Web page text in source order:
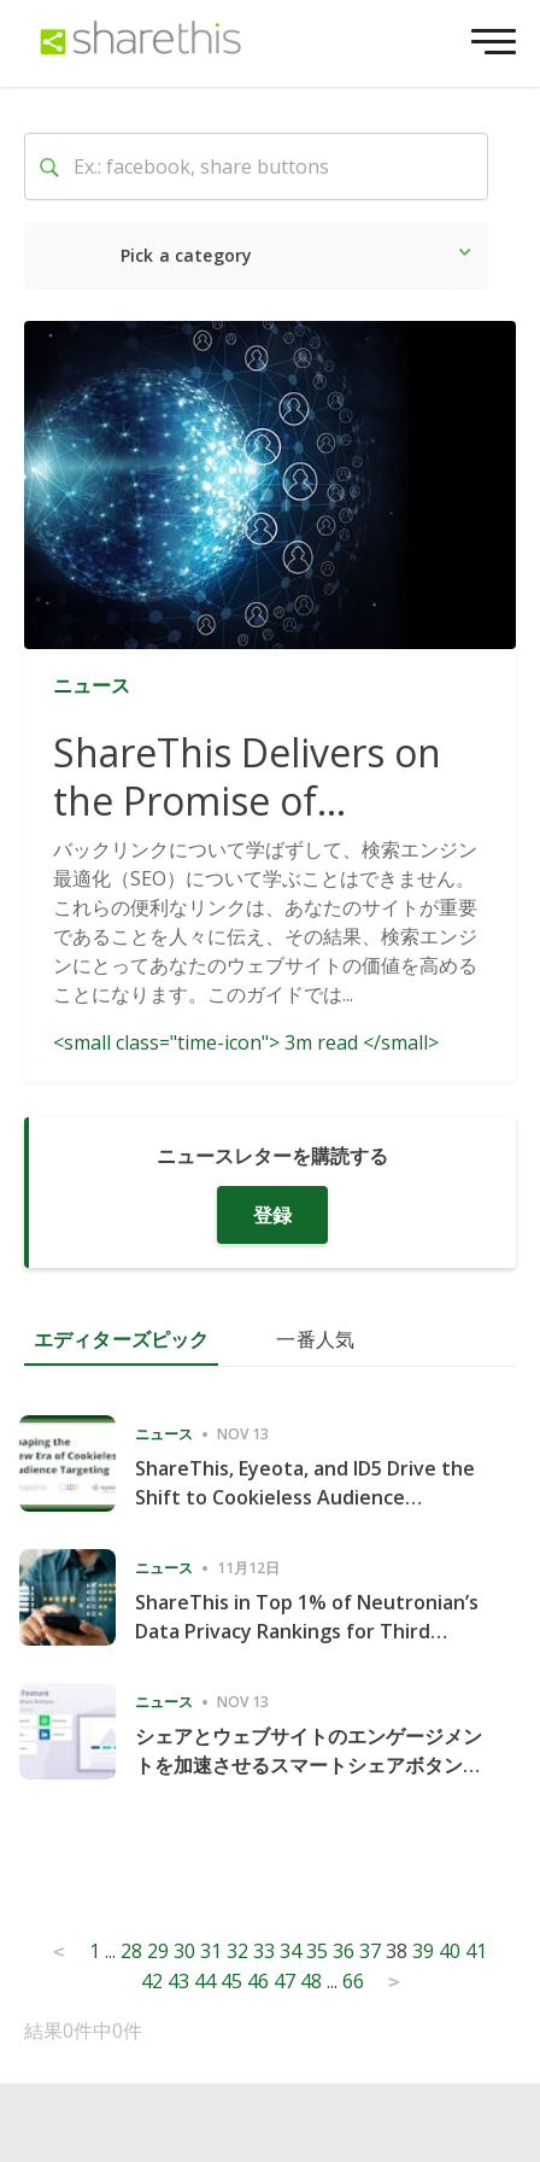
Pick a category
最新 ソーシャル マーケ
ニュース
ShareThis Delivers on
the Promise of
Cookieless Data
Solutions
バックリンクについて学ばずして、検索エンジン
最適化（SEO）について学ぶことはできません。
これらの便利なリンクは、あなたのサイトが重要
であることを人々に伝え、その結果、検索エンジ
ンにとってあなたのウェブサイトの価値を高める
ことになります。このガイドでは...
<small class="time-icon"> 3m read </small>
ニュースレターを購読する
登録
エディターズピック 一番人気
ニュース NOV 13
ShareThis, Eyeota, and ID5 Drive the
Shift to Cookieless Audience
ニュース 11月12日
ShareThis in Top 1% of Neutronian’s
Data Privacy Rankings for Third
ニュース NOV 13
シェアとウェブサイトのエンゲージメン
トを加速させるスマートシェアボタンの
Posts
pagination
< 1 ... 28 29 30 31 32 33 3435 36 3738 39 40 41
42 43 44 45 46 47 48 ... 66 >
結果0件中0件